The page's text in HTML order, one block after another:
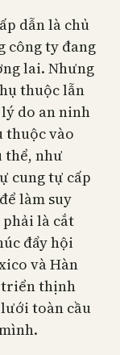
dẫn là chủ
công ty đang
lai. Nhưng
thuộc lẫn
do an ninh
thuộc vào
thể, như
cung tự cấp
làm suy
phải là cắt
đẩy hội
và Hàn
triển thịnh
toàn cầu